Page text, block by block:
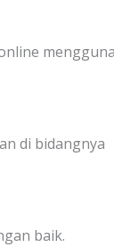
di bidangnya
baik.